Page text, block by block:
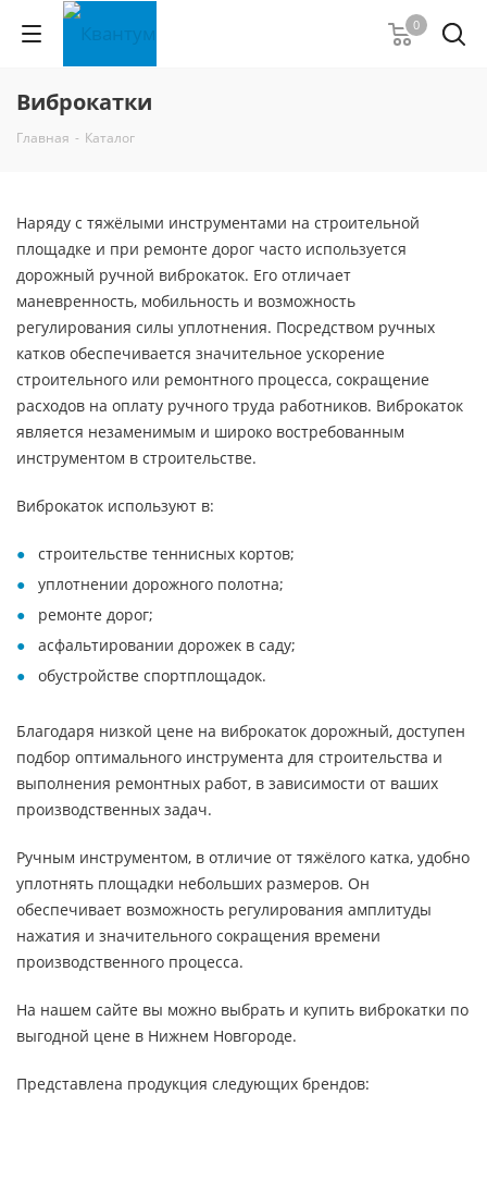
0
Виброкатки
Главная - Каталог
Наряду с тяжёлыми инструментами на строительной
площадке и при ремонте дорог часто используется
дорожный ручной виброкаток. Его отличает
маневренность, мобильность и возможность
регулирования силы уплотнения. Посредством ручных
катков обеспечивается значительное ускорение
строительного или ремонтного процесса, сокращение
расходов на оплату ручного труда работников. Виброкаток
является незаменимым и широко востребованным
инструментом в строительстве.
Виброкаток используют в:
строительстве теннисных кортов;
уплотнении дорожного полотна;
ремонте дорог;
асфальтировании дорожек в саду;
обустройстве спортплощадок.
Благодаря низкой цене на виброкаток дорожный, доступен
подбор оптимального инструмента для строительства и
выполнения ремонтных работ, в зависимости от ваших
производственных задач.
Ручным инструментом, в отличие от тяжёлого катка, удобно
уплотнять площадки небольших размеров. Он
обеспечивает возможность регулирования амплитуды
нажатия и значительного сокращения времени
производственного процесса.
На нашем сайте вы можно выбрать и купить виброкатки по
выгодной цене в Нижнем Новгороде.
Представлена продукция следующих брендов: